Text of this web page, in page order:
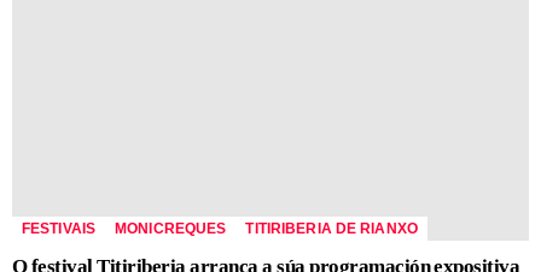
FESTIVAIS MONICREQUES TITIRIBERIA DE RIANXO
O festival Titiriberia arranca a súa programación expositiva